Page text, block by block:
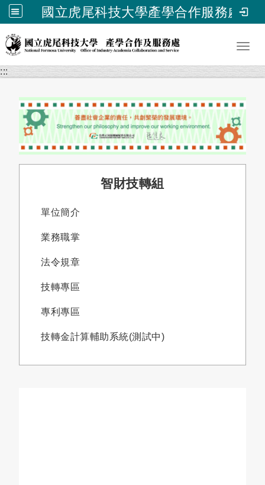
國立虎尾科技大學產學合作服務處
跳到主要內容
:::
智財技轉組
單位簡介
業務職掌
法令規章
技轉專區
專利專區
技轉金計算輔助系統(測試中)